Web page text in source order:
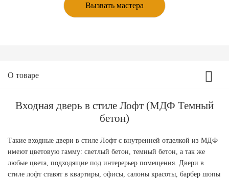
Вызвать мастера
О товаре
Входная дверь в стиле Лофт (МДФ Темный
бетон)
Такие входные двери в стиле Лофт с внутренней отделкой из МДФ
имеют цветовую гамму: светлый бетон, темный бетон, а так же
любые цвета, подходящие под интерерьер помещения. Двери в
стиле лофт ставят в квартиры, офисы, салоны красоты, барбер шопы